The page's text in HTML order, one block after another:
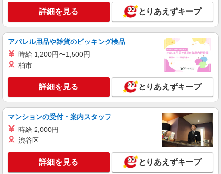
介護スタッフ ◆デイサービス、サービス付き
高齢者向け住宅、グループホームなど様々な勤
務先から選べます。
未経験：時給1350〜1550円（資格・経験によ
る） 経験者：時給1550〜1750円（資格・経験によ
る） ◎月収例 時給1750円×1日8時間×22日（週5
日）＝30万8000円 ◆昇給あり ◆支払い方法 ※日
払い/週払い/月払い対応も可能です。詳しくは面談
時にご相談ください。 ◆交通費：別途全額支給 ※
当社規定あり
栃木県日光市 【最寄駅】 ◆各線「下今市駅」
◆各線「新藤原駅」 ◆わたらせ渓谷鐵道「足尾
駅」 ★その他、近隣に多数勤務地あります！
キープ 詳細を見る
夜勤専従
時給1500円 ◆前払い・日払い・週払いOK
詳細を見る
詳細を見る とりあえずキープ
アパレル用品や雑貨のピッキング検品
時給 1,200円〜1,500円
柏市
詳細を見る とりあえずキープ
マンションの受付・案内スタッフ
時給 2,000円
渋谷区
詳細を見る とりあえずキープ